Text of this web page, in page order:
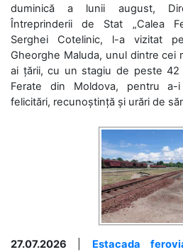
duminică a lunii august,
Întreprinderii de Stat „Calea
Serghei Cotelinic, l-a vizitat
Gheorghe Maluda, unul dintre cei
ai țării, cu un stagiu de peste 42
Ferate din Moldova, pentru a-
felicitări, recunoștință și urări de
27.07.2026
Estacada